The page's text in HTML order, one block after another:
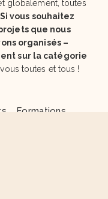
globalement, toutes
Si vous souhaitez
que nous
organisés –
sur la catégorie
toutes et tous !
Formations